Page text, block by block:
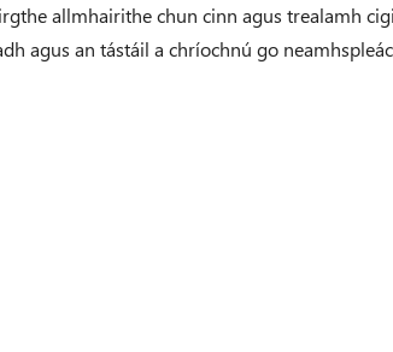
allmhairithe chun cinn agus trealamh
agus an tástáil a chríochnú go